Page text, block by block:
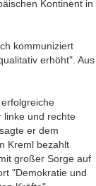
Kontinent in
kommuniziert
erhöht". Aus
linke und rechte
er dem
Kreml bezahlt
großer Sorge auf
"Demokratie und